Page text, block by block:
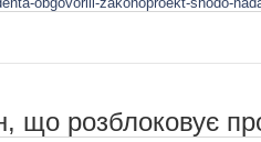
що розблоковує